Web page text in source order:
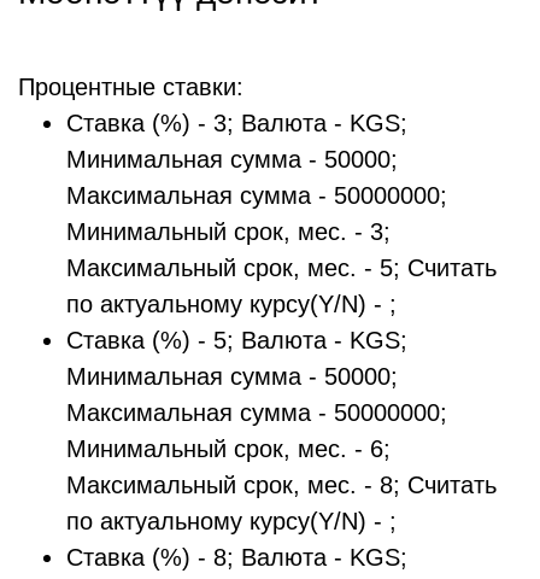
Процентные ставки:
Ставка (%) - 3; Валюта - KGS;
Минимальная сумма - 50000;
Максимальная сумма - 50000000;
Минимальный срок, мес. - 3;
Максимальный срок, мес. - 5; Считать
по актуальному курсу(Y/N) - ;
Ставка (%) - 5; Валюта - KGS;
Минимальная сумма - 50000;
Максимальная сумма - 50000000;
Минимальный срок, мес. - 6;
Максимальный срок, мес. - 8; Считать
по актуальному курсу(Y/N) - ;
Ставка (%) - 8; Валюта - KGS;